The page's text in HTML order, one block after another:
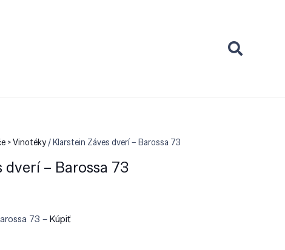
> Vinotéky/ Klarstein Záves dverí – Barossa 73
– Barossa 73
73 –Kúpiť